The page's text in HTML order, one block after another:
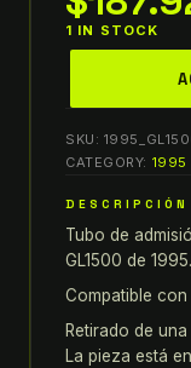
1 IN STOCK
DE
PARA
HONDA
GOLDWING
GL1500
90-
00
SKU:
CATEGORY: 1995
DESCRIPCIÓN
Tubo de
GL1500 de 1995.
Compatible
Retirado de
La pieza está